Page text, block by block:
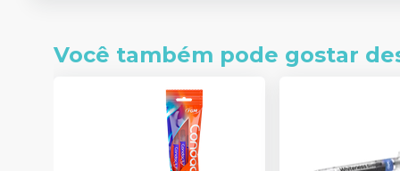
Você também pode gostar